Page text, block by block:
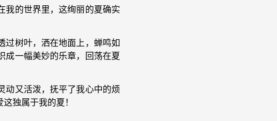
我的世界里，这绚丽的夏确实
过树叶，洒在地面上，蝉鸣如
成一幅美妙的乐章，回荡在夏
动又活泼，抚平了我心中的烦
独属于我的夏！